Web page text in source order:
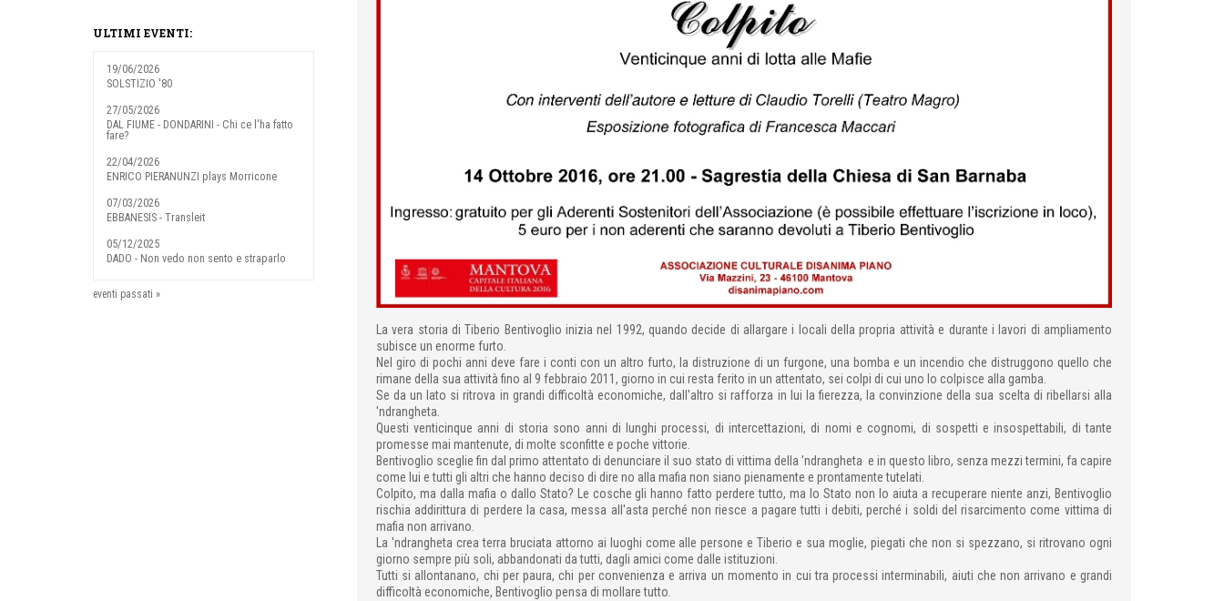
ULTIMI EVENTI:
19/06/2026
SOLSTIZIO '80
27/05/2026
DAL FIUME - DONDARINI - Chi ce l'ha fatto
fare?
22/04/2026
ENRICO PIERANUNZI plays Morricone
07/03/2026
EBBANESIS - Transleit
05/12/2025
DADO - Non vedo non sento e straparlo
eventi passati »
La vera storia di Tiberio Bentivoglio inizia nel 1992, quando decide di allargare i locali della propria attività e durante i lavori di ampliamento
subisce un enorme furto.
Nel giro di pochi anni deve fare i conti con un altro furto, la distruzione di un furgone, una bomba e un incendio che distruggono quello che
rimane della sua attività fino al 9 febbraio 2011, giorno in cui resta ferito in un attentato, sei colpi di cui uno lo colpisce alla gamba.
Se da un lato si ritrova in grandi difficoltà economiche, dall'altro si rafforza in lui la fierezza, la convinzione della sua scelta di ribellarsi alla
'ndrangheta.
Questi venticinque anni di storia sono anni di lunghi processi, di intercettazioni, di nomi e cognomi, di sospetti e insospettabili, di tante
promesse mai mantenute, di molte sconfitte e poche vittorie.
Bentivoglio sceglie fin dal primo attentato di denunciare il suo stato di vittima della 'ndrangheta e in questo libro, senza mezzi termini, fa capire
come lui e tutti gli altri che hanno deciso di dire no alla mafia non siano pienamente e prontamente tutelati.
Colpito, ma dalla mafia o dallo Stato? Le cosche gli hanno fatto perdere tutto, ma lo Stato non lo aiuta a recuperare niente anzi, Bentivoglio
rischia addirittura di perdere la casa, messa all'asta perché non riesce a pagare tutti i debiti, perché i soldi del risarcimento come vittima di
mafia non arrivano.
La 'ndrangheta crea terra bruciata attorno ai luoghi come alle persone e Tiberio e sua moglie, piegati che non si spezzano, si ritrovano ogni
giorno sempre più soli, abbandonati da tutti, dagli amici come dalle istituzioni.
Tutti si allontanano, chi per paura, chi per convenienza e arriva un momento in cui tra processi interminabili, aiuti che non arrivano e grandi
difficoltà economiche, Bentivoglio pensa di mollare tutto.